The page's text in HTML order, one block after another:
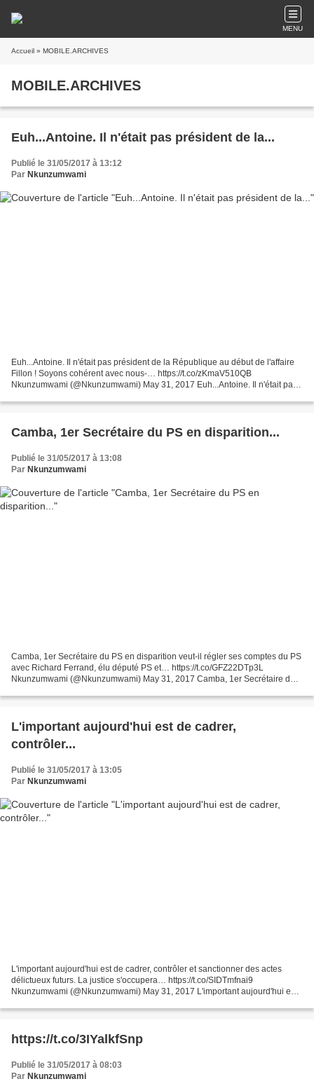
MENU
Accueil » MOBILE.ARCHIVES
MOBILE.ARCHIVES
Euh...Antoine. Il n'était pas président de la...
Publié le 31/05/2017 à 13:12
Par Nkunzumwami
Euh...Antoine. Il n'était pas président de la République au début de l'affaire
Fillon ! Soyons cohérent avec nous-… https://t.co/zKmaV510QB
Nkunzumwami (@Nkunzumwami) May 31, 2017 Euh...Antoine. Il n'était pas
Camba, 1er Secrétaire du PS en disparition...
Publié le 31/05/2017 à 13:08
Par Nkunzumwami
Camba, 1er Secrétaire du PS en disparition veut-il régler ses comptes du PS
avec Richard Ferrand, élu député PS et… https://t.co/GFZ22DTp3L
Nkunzumwami (@Nkunzumwami) May 31, 2017 Camba, 1er Secrétaire du
L'important aujourd'hui est de cadrer,
contrôler...
Publié le 31/05/2017 à 13:05
Par Nkunzumwami
L'important aujourd'hui est de cadrer, contrôler et sanctionner des actes
délictueux futurs. La justice s'occupera… https://t.co/SIDTmfnai9
Nkunzumwami (@Nkunzumwami) May 31, 2017 L'important aujourd'hui est
https://t.co/3IYalkfSnp
Publié le 31/05/2017 à 08:03
Par Nkunzumwami